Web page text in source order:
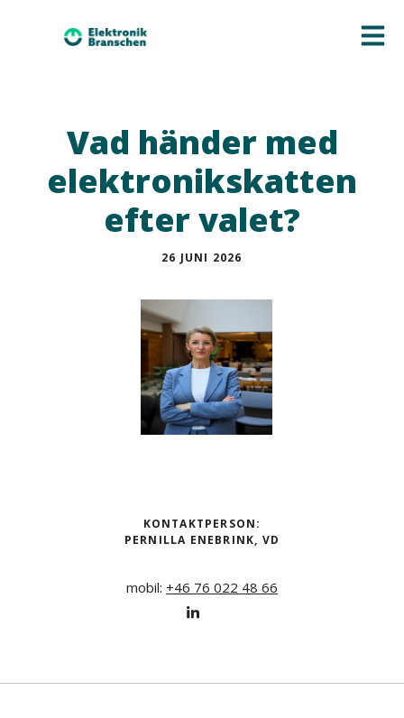
Vad händer med
elektronikskatten
efter valet?
26 JUNI 2026
KONTAKTPERSON:
PERNILLA ENEBRINK, VD
mobil: +46 76 022 48 66